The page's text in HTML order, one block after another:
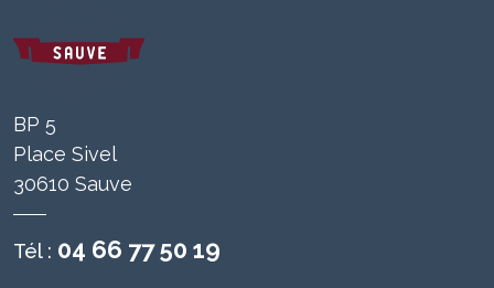
BP 5
Place Sivel
30610 Sauve
Tél : 04 66 77 50 19